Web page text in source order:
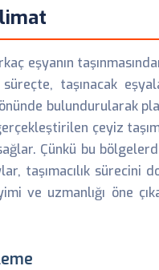
eşyanın
taşınacak
bulundurularak
çeyiz
Çünkü bu
taşımacılık sürecini
ve uzmanlığı öne